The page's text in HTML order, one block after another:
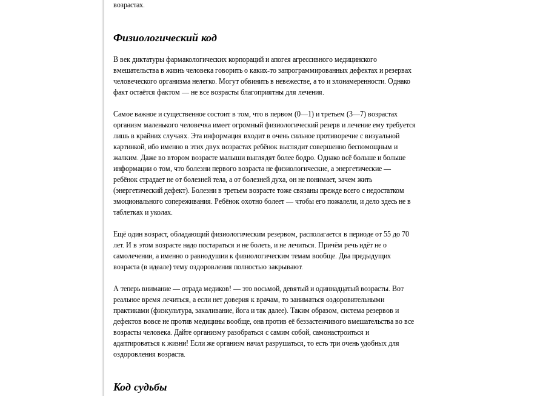
возрастах.
Физиологический код
В век диктатуры фармакологических корпораций и апогея агрессивного медицинского
вмешательства в жизнь человека говорить о каких-то запрограммированных дефектах и резервах
человеческого организма нелегко. Могут обвинить в невежестве, а то и злонамеренности. Однако
факт остаётся фактом — не все возрасты благоприятны для лечения.
Самое важное и существенное состоит в том, что в первом (0—1) и третьем (3—7) возрастах
организм маленького человечка имеет огромный физиологический резерв и лечение ему требуется
лишь в крайних случаях. Эта информация входит в очень сильное противоречие с визуальной
картинкой, ибо именно в этих двух возрастах ребёнок выглядит совершенно беспомощным и
жалким. Даже во втором возрасте малыши выглядят более бодро. Однако всё больше и больше
информации о том, что болезни первого возраста не физиологические, а энергетические —
ребёнок страдает не от болезней тела, а от болезней духа, он не понимает, зачем жить
(энергетический дефект). Болезни в третьем возрасте тоже связаны прежде всего с недостатком
эмоционального сопереживания. Ребёнок охотно болеет — чтобы его пожалели, и дело здесь не в
таблетках и уколах.
Ещё один возраст, обладающий физиологическим резервом, располагается в периоде от 55 до 70
лет. И в этом возрасте надо постараться и не болеть, и не лечиться. Причём речь идёт не о
самолечении, а именно о равнодушии к физиологическим темам вообще. Два предыдущих
возраста (в идеале) тему оздоровления полностью закрывают.
А теперь внимание — отрада медиков! — это восьмой, девятый и одиннадцатый возрасты. Вот
реальное время лечиться, а если нет доверия к врачам, то заниматься оздоровительными
практиками (физкультура, закаливание, йога и так далее). Таким образом, система резервов и
дефектов вовсе не против медицины вообще, она против её беззастенчивого вмешательства во все
возрасты человека. Дайте организму разобраться с самим собой, самонастроиться и
адаптироваться к жизни! Если же организм начал разрушаться, то есть три очень удобных для
оздоровления возраста.
Код судьбы